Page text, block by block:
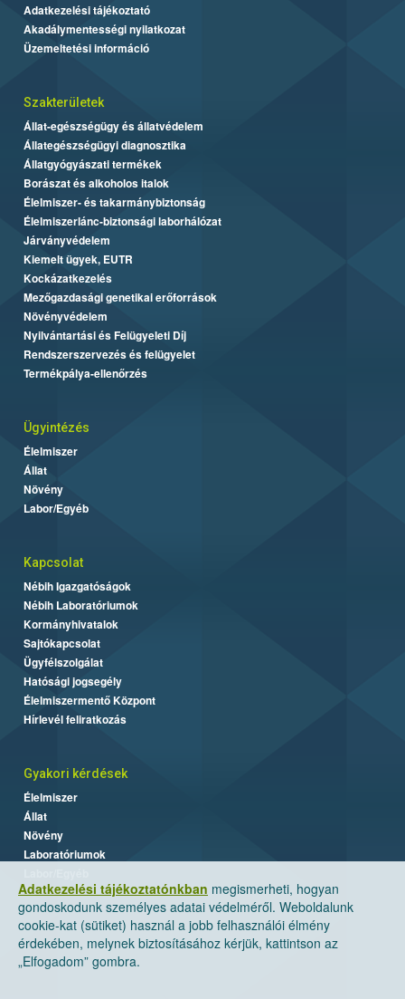
Adatkezelési tájékoztatónkban megismerheti, hogyan
gondoskodunk személyes adatai védelméről. Weboldalunk
cookie-kat (sütiket) használ a jobb felhasználói élmény
érdekében, melynek biztosításához kérjük, kattintson az
„Elfogadom” gombra.
Adatkezelési tájékoztató
Akadálymentességi nyilatkozat
Üzemeltetési információ
Szakterületek
Állat-egészségügy és állatvédelem
Állategészségügyi diagnosztika
Állatgyógyászati termékek
Borászat és alkoholos italok
Élelmiszer- és takarmánybiztonság
Élelmiszerlánc-biztonsági laborhálózat
Járványvédelem
Kiemelt ügyek, EUTR
Kockázatkezelés
Mezőgazdasági genetikai erőforrások
Növényvédelem
Nyilvántartási és Felügyeleti Díj
Rendszerszervezés és felügyelet
Termékpálya-ellenőrzés
Ügyintézés
Élelmiszer
Állat
Növény
Labor/Egyéb
Kapcsolat
Nébih Igazgatóságok
Nébih Laboratóriumok
Kormányhivatalok
Sajtókapcsolat
Ügyfélszolgálat
Hatósági jogsegély
Élelmiszermentő Központ
Hírlevél feliratkozás
Gyakori kérdések
Élelmiszer
Állat
Növény
Laboratóriumok